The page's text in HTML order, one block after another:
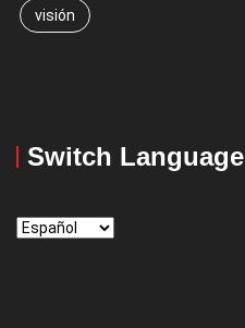
visión
Switch Language
Switch